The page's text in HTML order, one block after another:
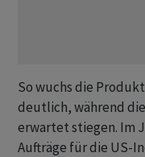
So wuchs die
deutlich, während
erwartet stiegen. Im
Aufträge für die US-